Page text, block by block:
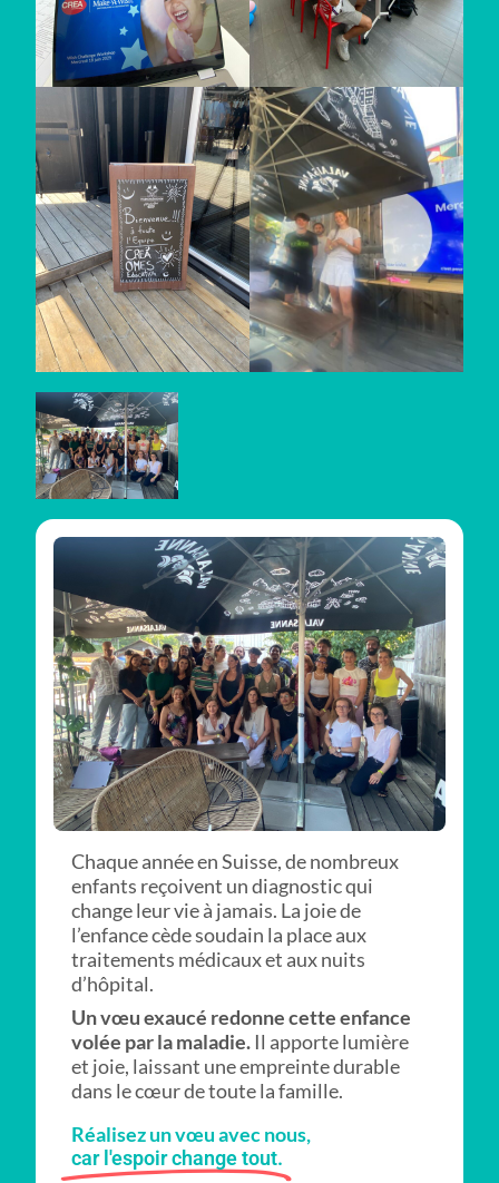
Chaque année en Suisse, de nombreux
enfants reçoivent un diagnostic qui
change leur vie à jamais. La joie de
l’enfance cède soudain la place aux
traitements médicaux et aux nuits
d’hôpital.
Un vœu exaucé redonne cette enfance
volée par la maladie. Il apporte lumière
et joie, laissant une empreinte durable
dans le cœur de toute la famille.
Réalisez un vœu avec nous,
car l'espoir change tout.